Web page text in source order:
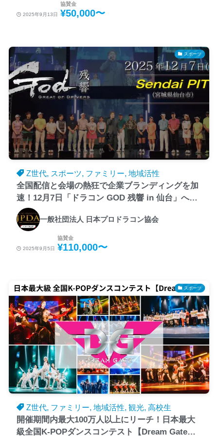
2025年9月13日
協賛金
¥50,000〜
スポーツ
Z世代, スポーツ, ファミリー, 地域活性
全国配信と会場の熱狂で企業ブランディングを加
速！12月7日「ドラコン GOD 残響 in 仙台」への
協賛
一般社団法人 日本プロドラコン協会
2025年9月5日
協賛金
¥110,000〜
スポーツ
Z世代, ファミリー, 地域活性, 観光, 高校生
開催期間内最大100万人以上にリーチ！日本最大
級全国K-POPダンスコンテスト【Dream Gate】